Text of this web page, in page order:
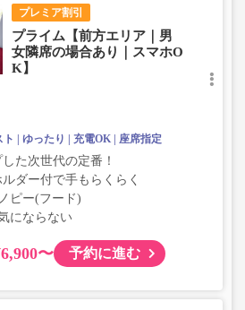
プレミア割引
プライム【前方エリア｜男
女隣席の場合あり｜スマホO
K】
ト ゆったり 充電OK 座席指定
た次世代の定番！
ダー付で手もらくらく
ピー(フード)
にならない
〜 予約に進む